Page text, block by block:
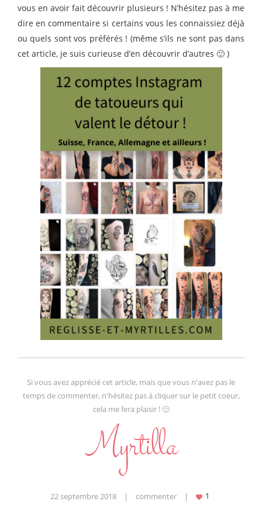
vous en avoir fait découvrir plusieurs ! N’hésitez pas à me
dire en commentaire si certains vous les connaissiez déjà
ou quels sont vos préférés ! (même s’ils ne sont pas dans
cet article, je suis curieuse d’en découvrir d’autres 🙂 )
Si vous avez apprécié cet article, mais que vous n'avez pas le
temps de commenter, n'hésitez pas à cliquer sur le petit coeur,
cela me fera plaisir ! 🙂
22 septembre 2018 | commenter |